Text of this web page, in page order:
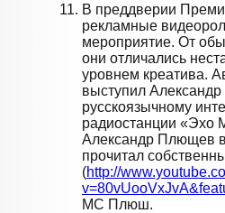
В преддверии
рекламные
мероприятие. От
они отличались
уровнем креатива.
выступил
русскоязычному
радиостанции «Эхо
Александр Плющев
прочитал
(http://
МС Плюш.